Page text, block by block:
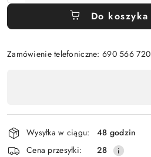
Do koszyka
Zamówienie telefoniczne: 690 566 720
płatność
i
dostawa
Wysyłka w ciągu:
48 godzin
Cena przesyłki:
28